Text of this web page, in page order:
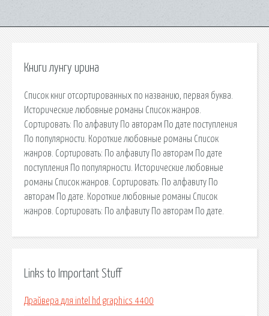
Книги лунгу ирина
Список книг отсортированных по названию, первая буква.
Исторические любовные романы Список жанров.
Сортировать: По алфавиту По авторам По дате поступления
По популярности. Короткие любовные романы Список
жанров. Сортировать: По алфавиту По авторам По дате
поступления По популярности. Исторические любовные
романы Список жанров. Сортировать: По алфавиту По
авторам По дате. Короткие любовные романы Список
жанров. Сортировать: По алфавиту По авторам По дате.
Links to Important Stuff
Драйвера для intel hd graphics 4400